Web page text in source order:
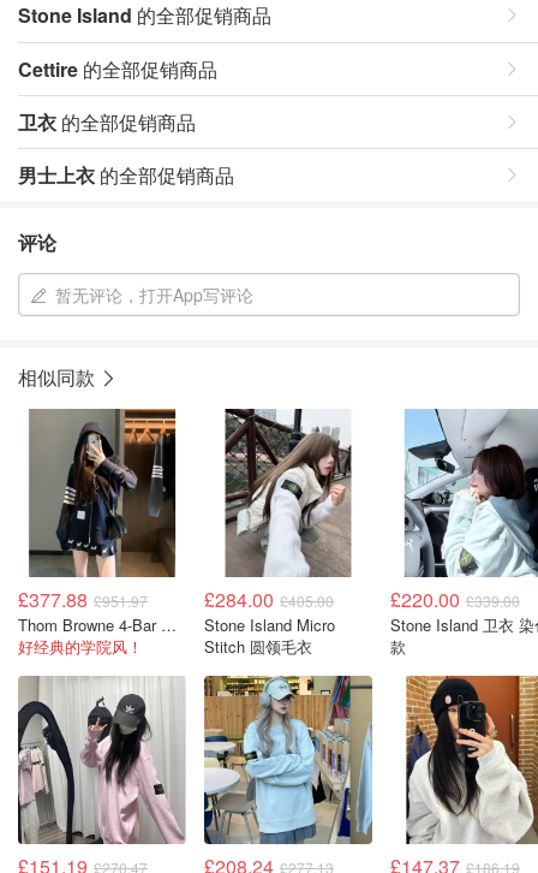
Stone Island 的全部促销商品
Cettire 的全部促销商品
卫衣 的全部促销商品
男士上衣 的全部促销商品
评论
暂无评论，打开App写评论
相似同款
£377.88 £951.97
Thom Browne 4-Bar 连帽卫衣 拉链
好经典的学院风！
£284.00 £405.00
Stone Island Micro
Stitch 圆领毛衣
£220.00 £339.00
Stone Island 卫衣 染
款
£151.19 £270.47 £208.24 £277.13 £147.37 £186.19